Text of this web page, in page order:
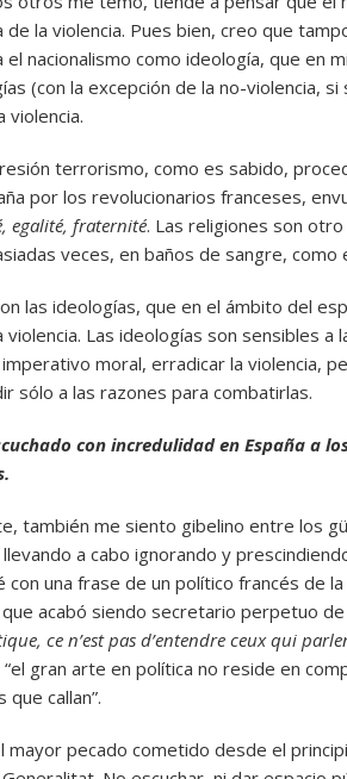
de la violencia. Pues bien, creo que
el nacionalismo como ideología, que en
(con la excepción de la no-violencia,
violencia.
terrorismo, como es sabido,
por los revolucionarios franceses,
egalité, fraternité. Las religiones son
veces, en baños de sangre, como
las ideologías, que en el ámbito del
Las ideologías son sensibles a
moral, erradicar la violencia,
sólo a las razones para combatirlas.
con incredulidad en España a
también me siento gibelino entre los
a cabo ignorando y
con una frase de un político francés de
acabó siendo secretario perpetuo de
ce n’est pas d’entendre ceux qui
“el gran arte en política no reside en
callan”.
mayor pecado cometido desde el